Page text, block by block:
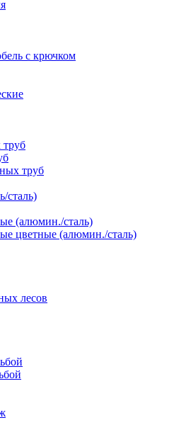
с крючком
труб
труб
сталь)
(алюмин./сталь)
цветные (алюмин./сталь)
лесов